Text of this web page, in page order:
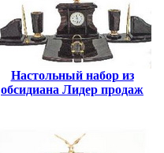
Настольный набор из
обсидиана Лидер продаж